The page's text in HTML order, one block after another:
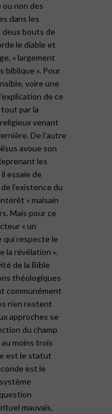
ou non des
dans les
deux bouts de
le diable et
« largement
biblique ». Pour
voire une
de ce
par la
venant
De l’autre
avoue son
les
il essaie de
l’existence du
« malsain
Mais pour ce
« un
qui respecte le
la révélation ».
de la Bible
théologiques
communément
n’en restent
approches se
du champ
moins trois
est le statut
est le
mauvais,